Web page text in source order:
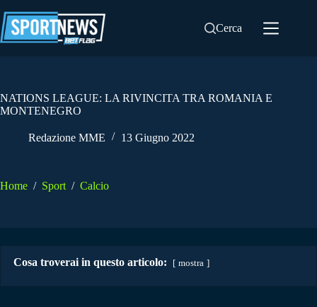
al
contenuto
Cerca
NATIONS LEAGUE: LA RIVINCITA TRA ROMANIA E
MONTENEGRO
Redazione MME 13 Giugno 2022
Home / Sport / Calcio
Cosa troverai in questo articolo: mostra